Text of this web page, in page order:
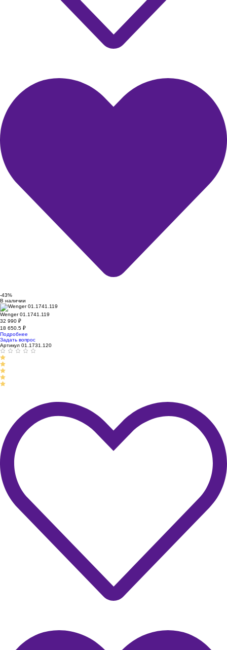
-43%
В наличии
Wenger 01.1741.119
32 990 ₽
18 650.5 ₽
Подробнее
Задать вопрос
Артикул 01.1731.120